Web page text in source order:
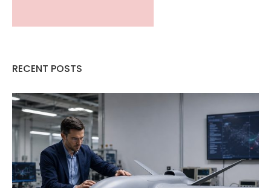
RECENT POSTS